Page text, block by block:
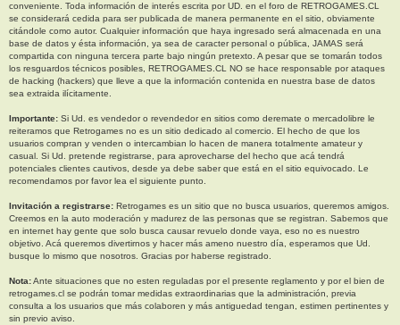
conveniente. Toda información de interés escrita por UD. en el foro de RETROGAMES.CL
se considerará cedida para ser publicada de manera permanente en el sitio, obviamente
citándole como autor. Cualquier información que haya ingresado será almacenada en una
base de datos y ésta información, ya sea de caracter personal o pública, JAMAS será
compartida con ninguna tercera parte bajo ningún pretexto. A pesar que se tomarán todos
los resguardos técnicos posibles, RETROGAMES.CL NO se hace responsable por ataques
de hacking (hackers) que lleve a que la información contenida en nuestra base de datos
sea extraida ilícitamente.
Importante: Si Ud. es vendedor o revendedor en sitios como deremate o mercadolibre le
reiteramos que Retrogames no es un sitio dedicado al comercio. El hecho de que los
usuarios compran y venden o intercambian lo hacen de manera totalmente amateur y
casual. Si Ud. pretende registrarse, para aprovecharse del hecho que acá tendrá
potenciales clientes cautivos, desde ya debe saber que está en el sitio equivocado. Le
recomendamos por favor lea el siguiente punto.
Invitación a registrarse: Retrogames es un sitio que no busca usuarios, queremos amigos.
Creemos en la auto moderación y madurez de las personas que se registran. Sabemos que
en internet hay gente que solo busca causar revuelo donde vaya, eso no es nuestro
objetivo. Acá queremos divertirnos y hacer más ameno nuestro día, esperamos que Ud.
busque lo mismo que nosotros. Gracias por haberse registrado.
Nota:Ante situaciones que no esten reguladas por el presente reglamento y por el bien de
retrogames.cl se podrán tomar medidas extraordinarias que la administración, previa
consulta a los usuarios que más colaboren y más antiguedad tengan, estimen pertinentes y
sin previo aviso.